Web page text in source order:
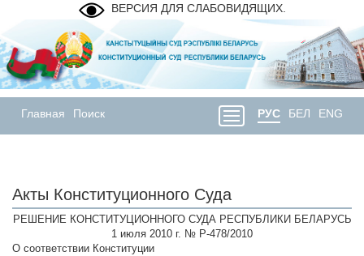
ВЕРСИЯ ДЛЯ СЛАБОВИДЯЩИХ.
Главная Поиск РУС БЕЛ ENG
Акты Конституционного Суда
РЕШЕНИЕ КОНСТИТУЦИОННОГО СУДА РЕСПУБЛИКИ БЕЛАРУСЬ
1 июля 2010 г. № Р-478/2010
О соответствии Конституции